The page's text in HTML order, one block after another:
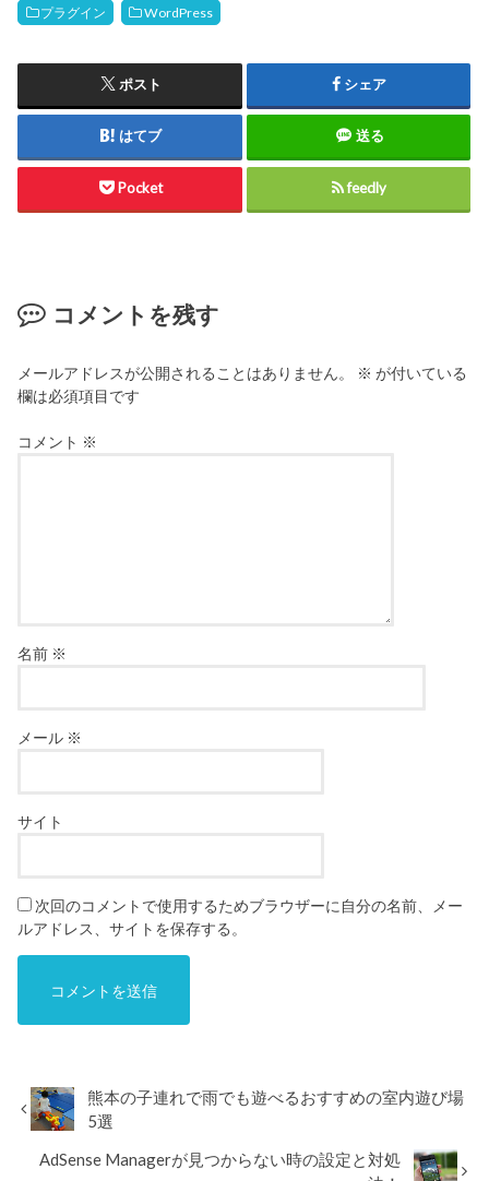
プラグイン WordPress
ポスト シェア
はてブ 送る
Pocket feedly
コメントを残す
メールアドレスが公開されることはありません。 ※ が付いている
欄は必須項目です
コメント ※
名前 ※
メール ※
サイト
次回のコメントで使用するためブラウザーに自分の名前、メー
ルアドレス、サイトを保存する。
熊本の子連れで雨でも遊べるおすすめの室内遊び場
5選
AdSense Managerが見つからない時の設定と対処